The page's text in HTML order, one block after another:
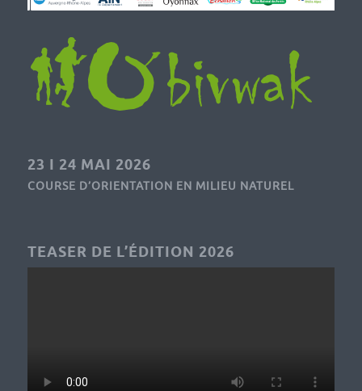
23 I 24 MAI 2026
COURSE D’ORIENTATION EN MILIEU NATUREL
TEASER DE L’ÉDITION 2026